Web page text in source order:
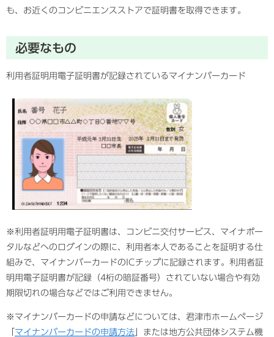
も、お近くのコンビニエンスストアで証明書を取得できます。
必要なもの
利用者証明用電子証明書が記録されているマイナンバーカード
※利用者証明用電子証明書は、コンビニ交付サービス、マイナポー
タルなどへのログインの際に、利用者本人であることを証明する仕
組みで、マイナンバーカードのICチップに記録されます。利用者証
明用電子証明書が記録（4桁の暗証番号）されていない場合や有効
期限切れの場合などではご利用できません。
※マイナンバーカードの申請などについては、君津市ホームページ
マイナンバーカードの申請方法 」または地方公共団体システム機